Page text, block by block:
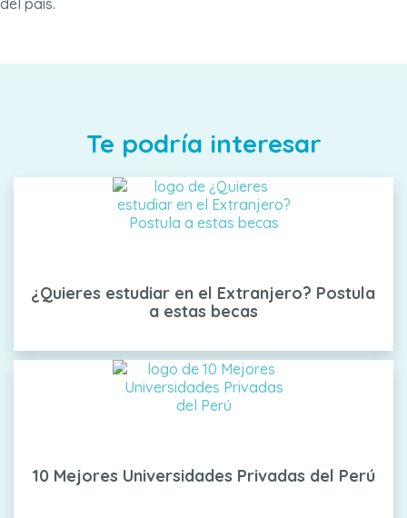
del país.
Te podría interesar
¿Quieres estudiar en el Extranjero? Postula
a estas becas
10 Mejores Universidades Privadas del Perú